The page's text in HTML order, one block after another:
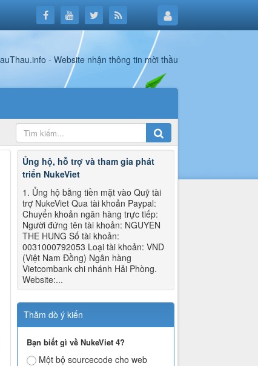
Ủng hộ, hỗ trợ và tham gia phát
triển NukeViet
1. Ủng hộ bằng tiền mặt vào Quỹ tài
trợ NukeViet Qua tài khoản Paypal:
Chuyển khoản ngân hàng trực tiếp:
Người đứng tên tài khoản: NGUYEN
THE HUNG Số tài khoản:
0031000792053 Loại tài khoản: VND
(Việt Nam Đồng) Ngân hàng
Vietcombank chi nhánh Hải Phòng.
Website:...
Thăm dò ý kiến
Bạn biết gì về NukeViet 4?
Một bộ sourcecode cho web